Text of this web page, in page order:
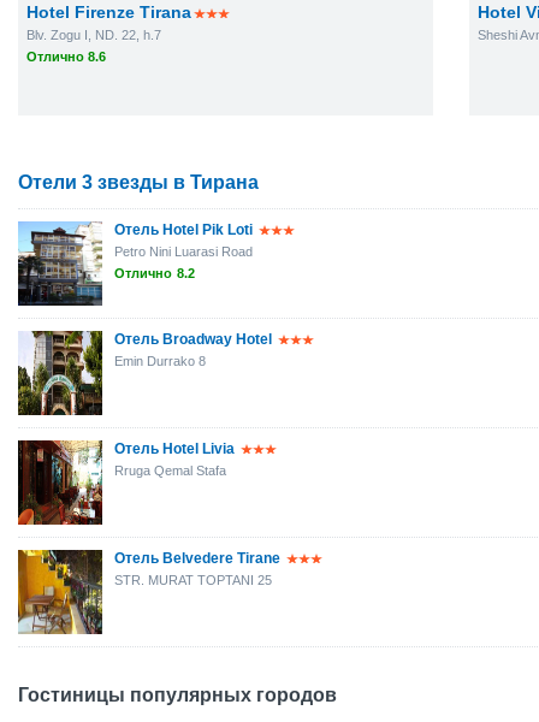
Hotel Firenze Tirana
Blv. Zogu I, ND. 22, h.7
Отлично 8.6
Hotel
Sheshi
Отели 3 звезды в Тирана
Отель Hotel Pik Loti
Petro Nini Luarasi Road
Отлично 8.2
Отель Broadway Hotel
Emin Durrako 8
Отель Hotel Livia
Rruga Qemal Stafa
Отель Belvedere Tirane
STR. MURAT TOPTANI 25
Гостиницы популярных городов